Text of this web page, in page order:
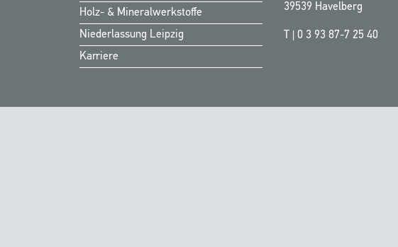
Holz- & Mineralwerkstoffe
Niederlassung Leipzig
Karriere
39539 Havelberg
0 3 93 87-7 25 40